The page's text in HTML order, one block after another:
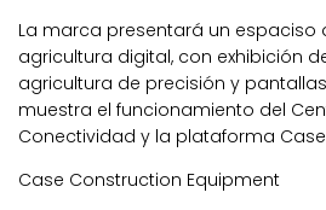
La marca presentará un espaciso
agricultura digital, con exhibición
agricultura de precisión y
muestra el funcionamiento del
Conectividad y la plataforma Case
Case Construction Equipment